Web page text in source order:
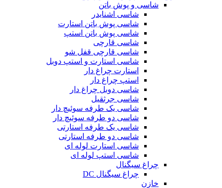
شاسی و پوش باتن
شاسی اشنایدر
شاسی پوش باتن استارت
شاسی پوش باتن استپ
شاسی قارچی
شاسی قارچی قفل شو
شاسی استارت و استپ دوبل
استارت چراغ دار
استپ چراغ دار
شاسی دوبل چراغ دار
شاسی جرثقیل
شاسی یک طرفه سوئیچ دار
شاسی دو طرفه سوئیچ دار
شاسی یک طرفه استارتی
شاسی دو طرفه استارتی
شاسی استارت لوله ای
شاسی استپ لوله ای
چراغ سیگنال
چراغ سیگنال DC
خازن